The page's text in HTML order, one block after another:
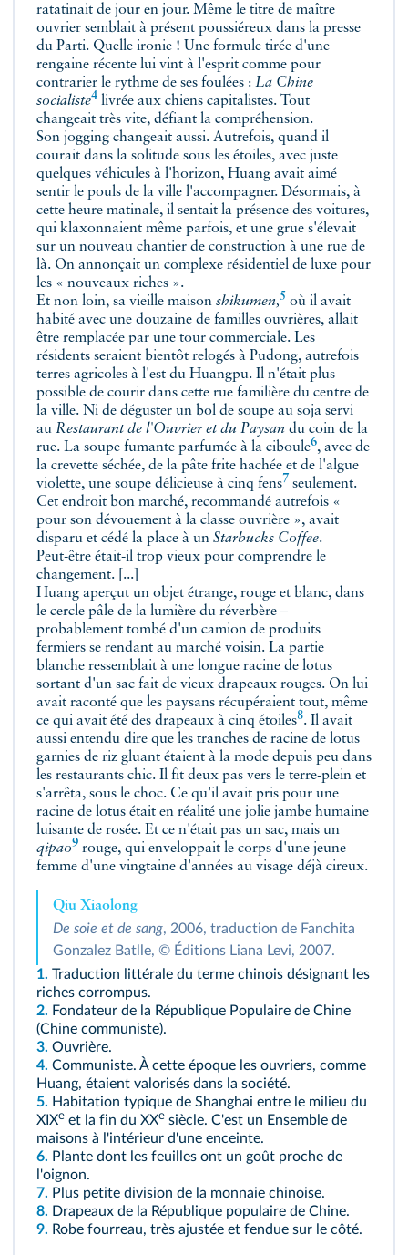
ratatinait de jour en jour. Même le titre de maître
ouvrier semblait à présent poussiéreux dans la presse
du Parti. Quelle ironie ! Une formule tirée d'une
rengaine récente lui vint à l'esprit comme pour
contrarier le rythme de ses foulées : La Chine
socialiste4 livrée aux chiens capitalistes. Tout
changeait très vite, défiant la compréhension.
Son jogging changeait aussi. Autrefois, quand il
courait dans la solitude sous les étoiles, avec juste
quelques véhicules à l'horizon, Huang avait aimé
sentir le pouls de la ville l'accompagner. Désormais, à
cette heure matinale, il sentait la présence des voitures,
qui klaxonnaient même parfois, et une grue s'élevait
sur un nouveau chantier de construction à une rue de
là. On annonçait un complexe résidentiel de luxe pour
les « nouveaux riches ».
Et non loin, sa vieille maison shikumen,5 où il avait
habité avec une douzaine de familles ouvrières, allait
être remplacée par une tour commerciale. Les
résidents seraient bientôt relogés à Pudong, autrefois
terres agricoles à l'est du Huangpu. Il n'était plus
possible de courir dans cette rue familière du centre de
la ville. Ni de déguster un bol de soupe au soja servi
au Restaurant de l'Ouvrier et du Paysan du coin de la
rue. La soupe fumante parfumée à la ciboule6, avec de
la crevette séchée, de la pâte frite hachée et de l'algue
violette, une soupe délicieuse à cinq fens7 seulement.
Cet endroit bon marché, recommandé autrefois «
pour son dévouement à la classe ouvrière », avait
disparu et cédé la place à un Starbucks Coffee.
Peut-être était-il trop vieux pour comprendre le
changement. [...]
Huang aperçut un objet étrange, rouge et blanc, dans
le cercle pâle de la lumière du réverbère –
probablement tombé d'un camion de produits
fermiers se rendant au marché voisin. La partie
blanche ressemblait à une longue racine de lotus
sortant d'un sac fait de vieux drapeaux rouges. On lui
avait raconté que les paysans récupéraient tout, même
ce qui avait été des drapeaux à cinq étoiles8. Il avait
aussi entendu dire que les tranches de racine de lotus
garnies de riz gluant étaient à la mode depuis peu dans
les restaurants chic. Il fit deux pas vers le terre-plein et
s'arrêta, sous le choc. Ce qu'il avait pris pour une
racine de lotus était en réalité une jolie jambe humaine
luisante de rosée. Et ce n'était pas un sac, mais un
qipao9 rouge, qui enveloppait le corps d'une jeune
femme d'une vingtaine d'années au visage déjà cireux.
Qiu Xiaolong
De soie et de sang, 2006, traduction de Fanchita
Gonzalez Batlle, © Éditions Liana Levi, 2007.
1. Traduction littérale du terme chinois désignant les
riches corrompus.
2. Fondateur de la République Populaire de Chine
(Chine communiste).
3. Ouvrière.
4. Communiste. À cette époque les ouvriers, comme
Huang, étaient valorisés dans la société.
5. Habitation typique de Shanghai entre le milieu du
XIXe et la fin du XXe siècle. C'est un Ensemble de
maisons à l'intérieur d'une enceinte.
6. Plante dont les feuilles ont un goût proche de
l'oignon.
7. Plus petite division de la monnaie chinoise.
8. Drapeaux de la République populaire de Chine.
9. Robe fourreau, très ajustée et fendue sur le côté.